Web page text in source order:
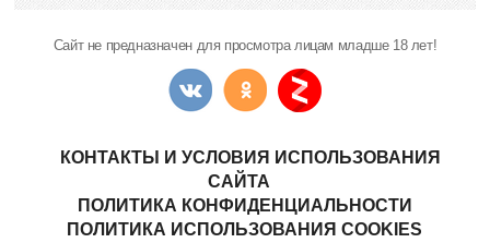
Сайт не предназначен для просмотра лицам младше 18 лет!
КОНТАКТЫ И УСЛОВИЯ ИСПОЛЬЗОВАНИЯ
САЙТА
ПОЛИТИКА КОНФИДЕНЦИАЛЬНОСТИ
ПОЛИТИКА ИСПОЛЬЗОВАНИЯ COOKIES